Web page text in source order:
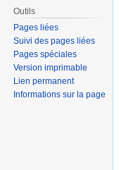
Outils
Pages liées
Suivi des pages liées
Pages spéciales
Version imprimable
Lien permanent
Informations sur la page